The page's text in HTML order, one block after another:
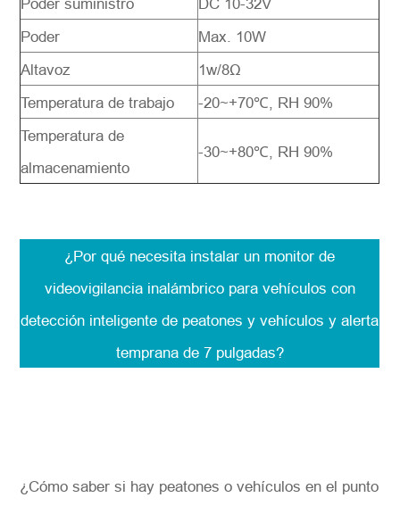
Poder suministro
DC 10-32V
Poder
Max. 10W
Altavoz
1w/8Ω
Temperatura de trabajo
-20~+70℃, RH 90%
Temperatura de
almacenamiento
-30~+80℃, RH 90%
¿Por qué necesita instalar un monitor de
videovigilancia inalámbrico para vehículos con
detección inteligente de peatones y vehículos y alerta
temprana de 7 pulgadas?
¿Cómo saber si hay peatones o vehículos en el punto